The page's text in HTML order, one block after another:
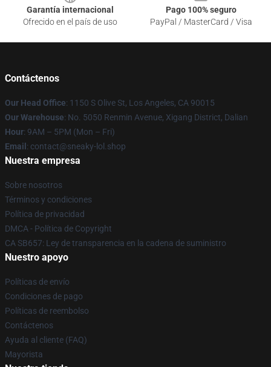
Garantía internacional
Ofrecido en el país de uso
Pago 100% seguro
PayPal / MasterCard / Visa
Contáctenos
Our Head Office: 1150 S Olive St, Los Angeles, CA 90015
Our Warehouse: No. 5050 Renmin Avenue, Xigang District, Dalian
Hour: 9AM – 5PM (Mon – Fri)
Email : contact@sneaky-lol.shop
Nuestra empresa
Sobre nosotros
Términos y condiciones
Política de privacidad
DMCA - Política de Copyright
CA SB657: Ley de transparencia en la cadena de suministro
Nuestro apoyo
Políticas de envío
Condiciones de pago
Políticas de reembolso
Contáctenos
Ayuda al cliente (FAQ)
Mayorista